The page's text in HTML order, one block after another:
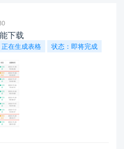
下载
在生成表格 状态：即将完成